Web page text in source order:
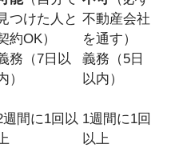
つけた人と
約OK）
不動産会社
を通す）
務（7日以
）
義務（5日
以内）
週間に1回以 1週間に1回
以上